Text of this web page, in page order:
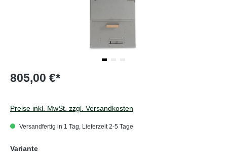
805,00 €*
Preise inkl. MwSt. zzgl. Versandkosten
Versandfertig in 1 Tag, Lieferzeit 2-5 Tage
Varianteauswählen